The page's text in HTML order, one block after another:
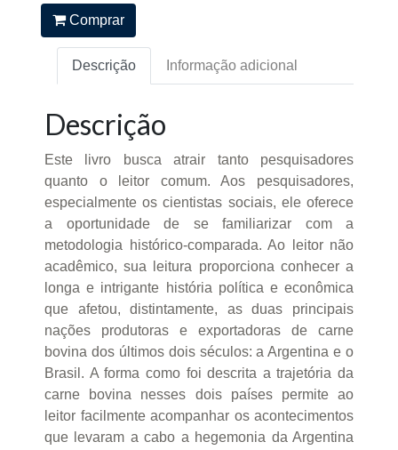
Comprar
Descrição Informação adicional
Descrição
Este livro busca atrair tanto pesquisadores
quanto o leitor comum. Aos pesquisadores,
especialmente os cientistas sociais, ele oferece
a oportunidade de se familiarizar com a
metodologia histórico-comparada. Ao leitor não
acadêmico, sua leitura proporciona conhecer a
longa e intrigante história política e econômica
que afetou, distintamente, as duas principais
nações produtoras e exportadoras de carne
bovina dos últimos dois séculos: a Argentina e o
Brasil. A forma como foi descrita a trajetória da
carne bovina nesses dois países permite ao
leitor facilmente acompanhar os acontecimentos
que levaram a cabo a hegemonia da Argentina